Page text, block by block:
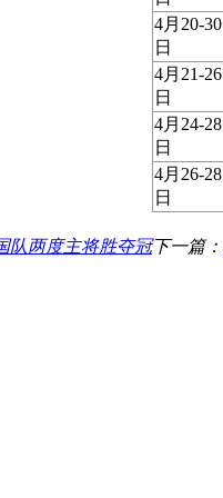
4月20-30
日
4月21-26
日
4月24-28
日
4月26-28
日
队两度主将胜夺冠下一篇：